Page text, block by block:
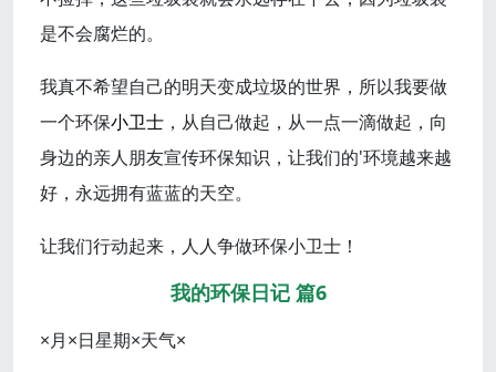
是不会腐烂的。
我真不希望自己的明天变成垃圾的世界，所以我要做
一个环保小卫士 ，从自己做起，从一点一滴做起，向
身边的亲人朋友宣传环保知识，让我们的'环境越来越
好，永远拥有蓝蓝的天空。
让我们行动起来，人人争做环保小卫士！
我的环保日记 篇6
×月×日星期×天气×